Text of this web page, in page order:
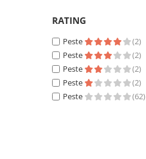
Lenjerii de pat Bumbac Poplin
Lenjerii de pat Catifea
Lenjerii de pat Damasc
Lenjerii de pat Finet + 2 Draperii
Lenjerii de pat Finet cu PLIURI
RATING
Peste
(2)
Peste
(2)
Peste
(2)
Peste
(2)
Peste
(62)